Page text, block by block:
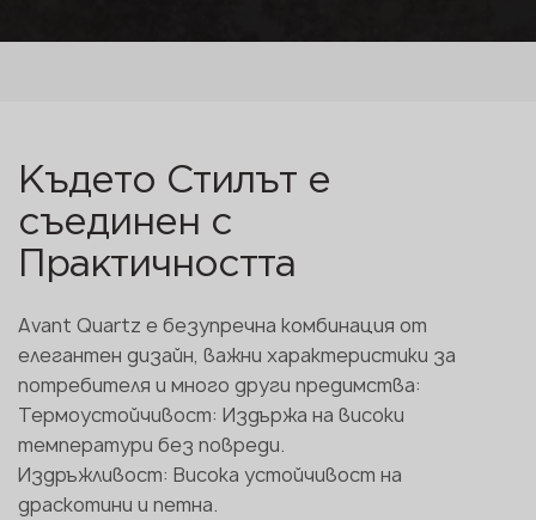
Където Стилът е
съединен с
Практичността
Avant Quartz е безупречна комбинация от
елегантен дизайн, важни характеристики за
потребителя и много други предимства:
Термоустойчивост: Издържа на високи
температури без повреди.
Издръжливост: Висока устойчивост на
драскотини и петна.